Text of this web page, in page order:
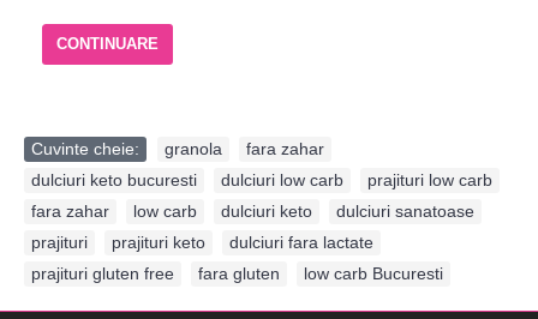
CONTINUARE
Cuvinte cheie: granola fara zahar
dulciuri keto bucuresti
dulciuri low carb prajituri low carb
fara zahar
low carb dulciuri keto dulciuri sanatoase
prajituri
prajituri keto dulciuri fara lactate
prajituri gluten free
fara gluten low carb Bucuresti